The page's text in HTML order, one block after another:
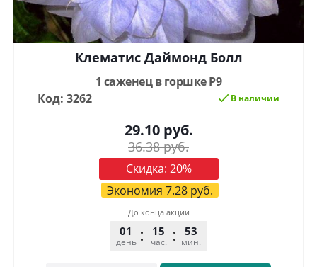
Клематис Даймонд Болл
1 саженец в горшке Р9
Код: 3262
В наличии
29.10руб.
36.38руб.
Скидка: 20%
Экономия 7.28руб.
До конца акции
01
день
15
час.
53
мин.